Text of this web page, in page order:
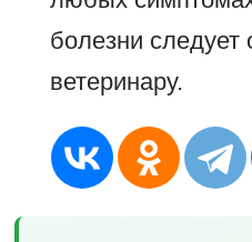
болезни следует
ветеринару.